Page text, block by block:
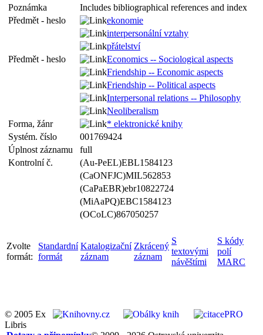
Poznámka
Includes bibliographical references and index
Předmět - heslo
ekonomie
interpersonální vztahy
přátelství
Předmět - heslo
Economics -- Sociological aspects
Friendship -- Economic aspects
Friendship -- Political aspects
Interpersonal relations -- Philosophy
Neoliberalism
Forma, žánr
* elektronické knihy
Systém. číslo
001769424
Úplnost záznamu
full
Kontrolní č.
(Au-PeEL)EBL1584123
(CaONFJC)MIL562853
(CaPaEBR)ebr10822724
(MiAaPQ)EBC1584123
(OCoLC)867050257
Zvolte
formát:
Standardní
formát
Katalogizační
záznam
Zkrácený
záznam
S
textovými
návěštími
S kódy
polí
MARC
© 2005 Ex
Libris